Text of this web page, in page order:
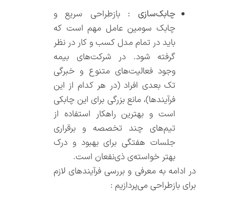
چابک‌سازی :بازطراحی سریع و
چابک سومین عامل مهم است که
باید در تمام مدل کسب و کار در نظر
گرفته شود. در شرکت‌های بیمه
وجود فعالیت‌های متنوع و خبرگی
تک بعدی افراد (در هر کدام از این
فرآیندها)، مانع بزرگی برای این چابکی
است و بهترین راهکار استفاده از
تیم‌های چند تخصصه و برقراری
جلسات هفتگی برای بهبود و درک
بهتر خواسته‌ی ذی‌نفعان است.
در ادامه به معرفی و بررسی فرآیندهای لازم
برای بازطراحی می‌پردازیم :